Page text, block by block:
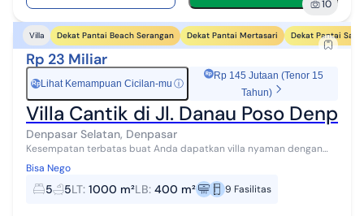
10
Villa Dekat Pantai Beach Serangan Dekat Pantai Mertasari Dekat Pantai
Rp 23 Miliar
Rp Lihat Kemampuan Cicilan-mu ⓘ
Rp 145 Jutaan (Tenor 15
Tahun)
Villa Cantik di Jl. Danau Poso
Denpasar Selatan, Denpasar
Kesempatan terbatas buat Anda dapatkan villa nyaman dengan
return investasi tinggi di Denpasar Selatan, Denpasar. Villa ini
menawarkan kelengkapan...
Bisa Nego
5 5LT: 1000 m²LB: 400 m² 9 Fasilitas